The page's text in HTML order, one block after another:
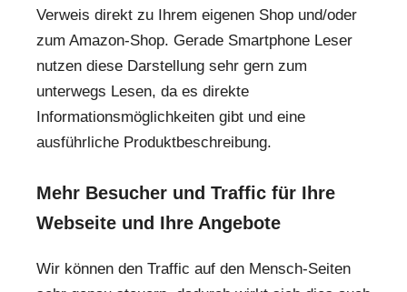
Verweis direkt zu Ihrem eigenen Shop und/oder
zum Amazon-Shop. Gerade Smartphone Leser
nutzen diese Darstellung sehr gern zum
unterwegs Lesen, da es direkte
Informationsmöglichkeiten gibt und eine
ausführliche Produktbeschreibung.
Mehr Besucher und Traffic für Ihre
Webseite und Ihre Angebote
Wir können den Traffic auf den Mensch-Seiten